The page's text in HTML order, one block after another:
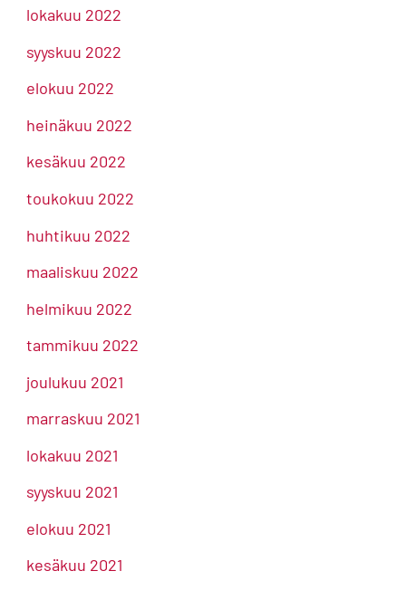
lokakuu 2022
syyskuu 2022
elokuu 2022
heinäkuu 2022
kesäkuu 2022
toukokuu 2022
huhtikuu 2022
maaliskuu 2022
helmikuu 2022
tammikuu 2022
joulukuu 2021
marraskuu 2021
lokakuu 2021
syyskuu 2021
elokuu 2021
kesäkuu 2021